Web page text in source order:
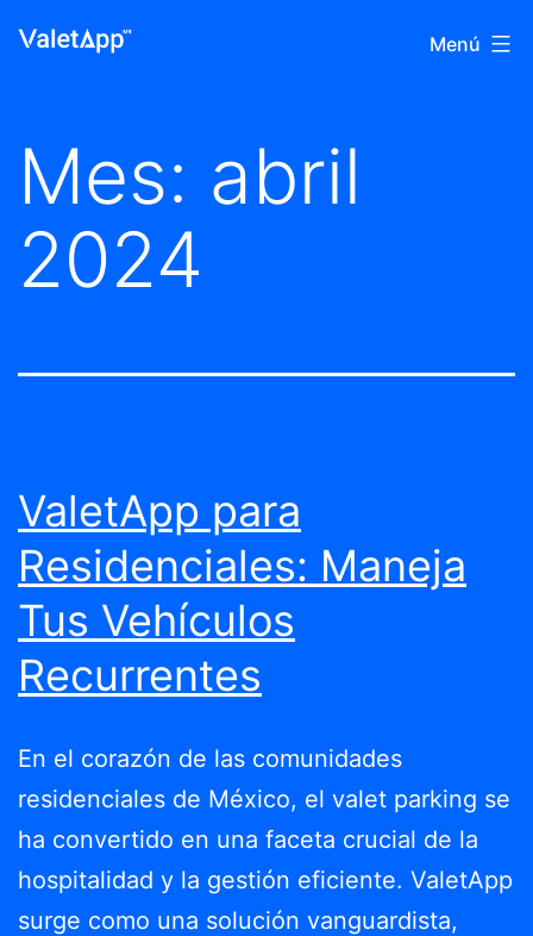
Blog
App
Menú
Mes: abril
2024
ValetApp para
Residenciales: Maneja
Tus Vehículos
Recurrentes
En el corazón de las comunidades
residenciales de México, el valet parking se
ha convertido en una faceta crucial de la
hospitalidad y la gestión eficiente. ValetApp
surge como una solución vanguardista,